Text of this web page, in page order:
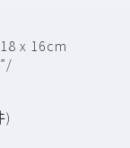
x 16cm
)